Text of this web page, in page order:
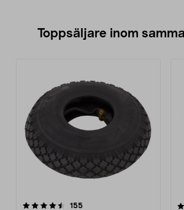
Toppsäljare inom
155recensioner
4.0 av 5 stjärnor